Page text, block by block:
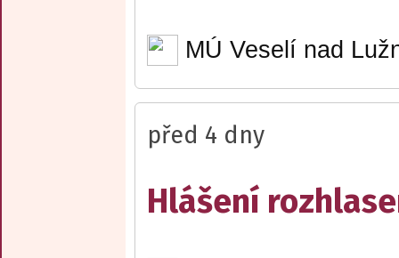
MÚ Veselí nad
před 4 dny
Hlášení